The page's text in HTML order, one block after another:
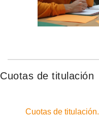
Cuotas de titulación
Cuotas de titulación.